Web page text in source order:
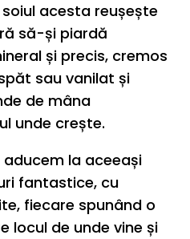
acesta reușește
să-și piardă
și precis, cremos
sau vanilat și
de mâna
unde crește.
la aceeași
fantastice, cu
fiecare spunând o
locul de unde vine și